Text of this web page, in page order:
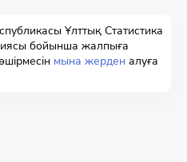
Ұлттық Статистика
бойынша жалпыға
мына жерден алуға